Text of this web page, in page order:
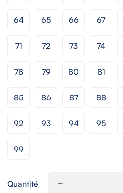
64 65 66 67
71 72 73 74
78 79 80 81
85 86 87 88
92 93 94 95
99
Quantité